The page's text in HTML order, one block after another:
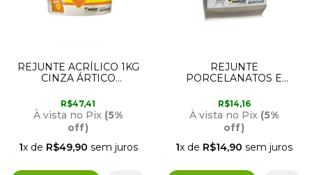
REJUNTE ACRÍLICO 1KG
CINZA ÁRTICO
R$47,41
À vista no Pix (5%
off)
1x de R$49,90 sem juros
REJUNTE
PORCELANATOS E
PLATINA QUARTZOLIT
R$14,16
À vista no Pix (5%
off)
1x de R$14,90 sem juros